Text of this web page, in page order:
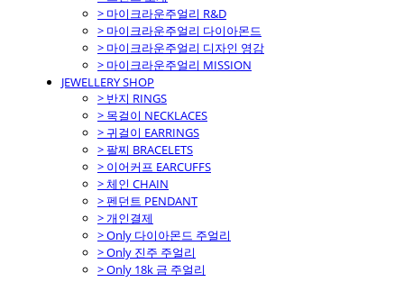
> 마이크라운주얼리 R&D
> 마이크라운주얼리 다이아몬드
> 마이크라운주얼리 디자인 영감
> 마이크라운주얼리 MISSION
JEWELLERY SHOP
> 반지 RINGS
> 목걸이 NECKLACES
> 귀걸이 EARRINGS
> 팔찌 BRACELETS
> 이어커프 EARCUFFS
> 체인 CHAIN
> 펜던트 PENDANT
> 개인결제
> Only 다이아몬드 주얼리
> Only 진주 주얼리
> Only 18k 금 주얼리